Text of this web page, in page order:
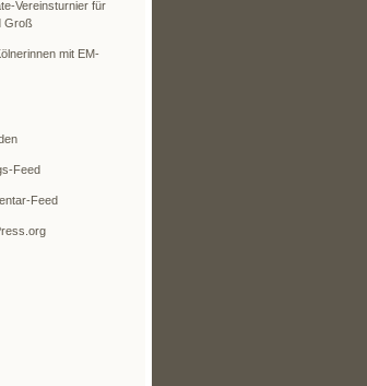
Vereinsturnier für
Groß
mit EM-
Feed
Feed